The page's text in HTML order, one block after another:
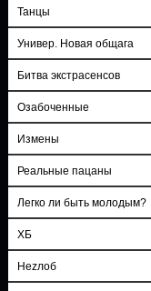
Танцы
Универ. Новая общага
Битва экстрасенсов
Озабоченные
Измены
Реальные пацаны
Легко ли быть молодым?
ХБ
Неzлоб